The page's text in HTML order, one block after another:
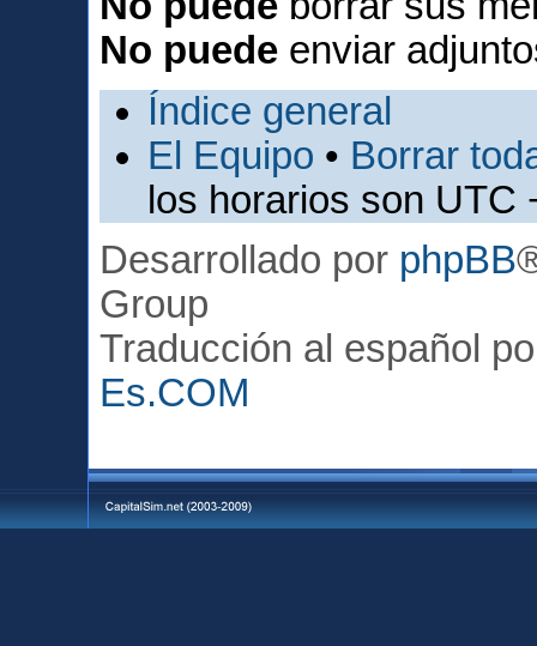
No puede enviar
Índice general
El Equipo • Borrar
los horarios son UTC
Desarrollado por phpBB
Group
Traducción al español
Es.COM